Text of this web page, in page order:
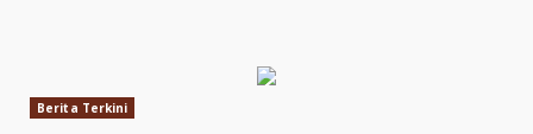
Berita Terkini